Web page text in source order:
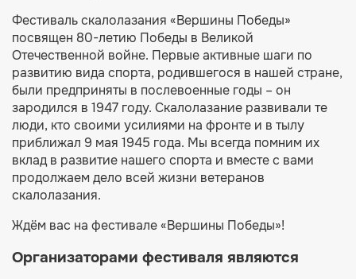
Фестиваль скалолазания «Вершины Победы»
посвящен 80-летию Победы в Великой
Отечественной войне. Первые активные шаги по
развитию вида спорта, родившегося в нашей стране,
были предприняты в послевоенные годы – он
зародился в 1947 году. Скалолазание развивали те
люди, кто своими усилиями на фронте и в тылу
приближал 9 мая 1945 года. Мы всегда помним их
вклад в развитие нашего спорта и вместе с вами
продолжаем дело всей жизни ветеранов
скалолазания.
Ждём вас на фестивале «Вершины Победы»!
Организаторами фестиваля являются